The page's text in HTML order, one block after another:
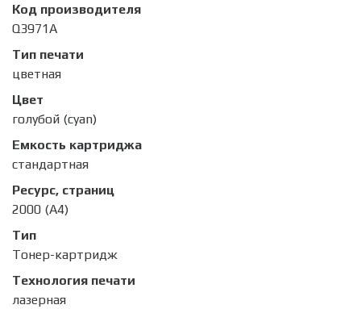
Код производителя
Q3971A
Тип печати
цветная
Цвет
голубой (cyan)
Емкость картриджа
стандартная
Ресурс, страниц
2000 (A4)
Тип
Тонер-картридж
Технология печати
лазерная